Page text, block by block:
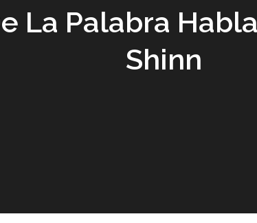
La Palabra
Shinn